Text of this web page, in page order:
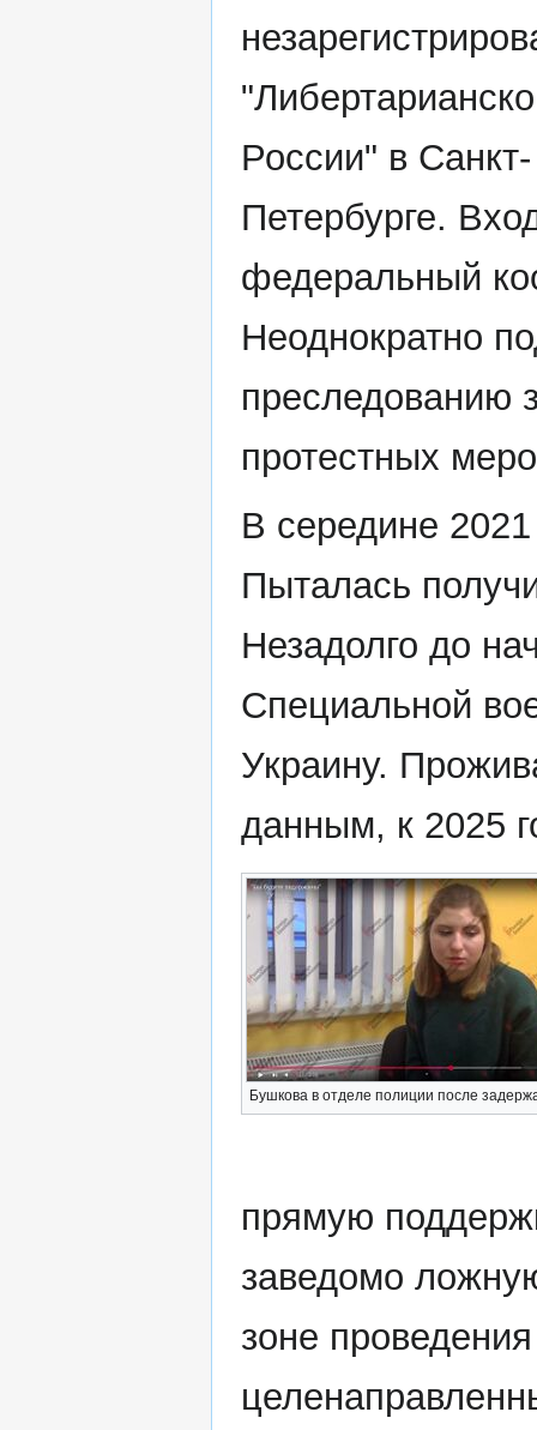
России" в Санкт-
Петербурге.
федеральный
Неоднократно
преследованию
протестных
В середине
Пыталась
Незадолго до
Специальной
Украину.
данным, к 2025
Бушкова в отделе полиции после
прямую
заведомо
зоне